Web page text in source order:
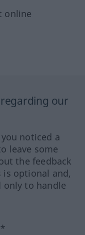
online
our
noticed a
leave some
the feedback
is optional and,
only to handle